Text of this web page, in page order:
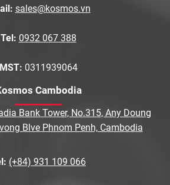
sales@kosmos.vn
Tel: 0932 067 388
MST: 0311939064
Cambodia
Bank Tower, No.315, Any Doung
Blve Phnom Penh, Cambodia
(+84) 931 109 066